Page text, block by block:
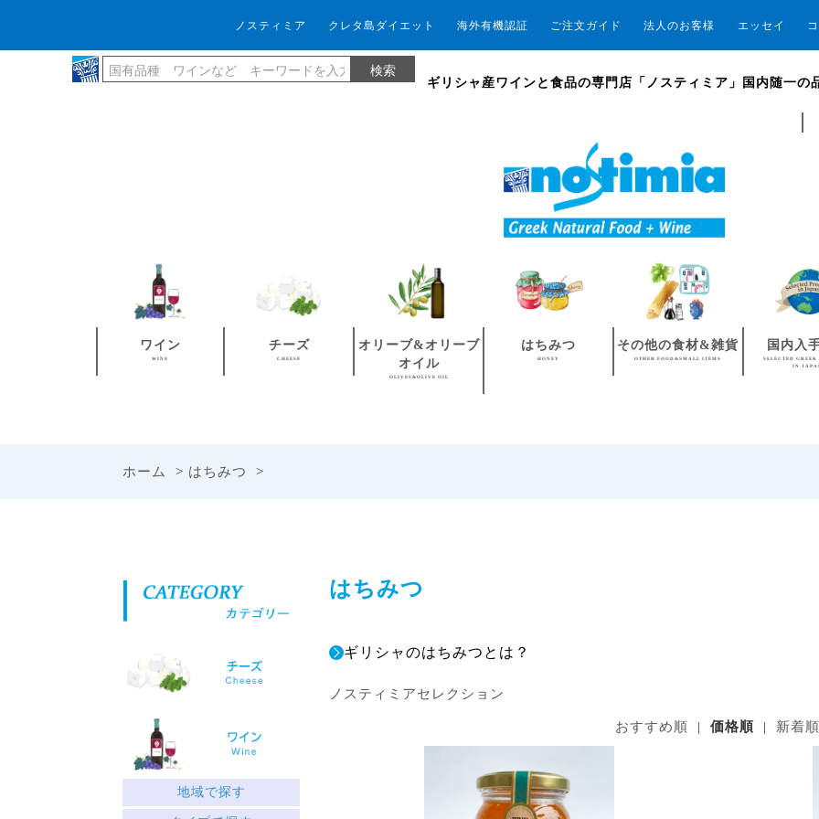
エッセイ
法人のお客様
ご注文ガイド
海外有機認証
クレタ島ダイエット
ノスティミア
ギリシャ産ワインと食品の専門店「ノスティミア」国内随一
ワイン
WINE
チーズ
CHEESE
オリーブ&オリーブ
オイル
OLIVES&OLIVE OIL
はちみつ
HONEY
その他の食材&雑貨
OTHER FOOD&SMALL ITEMS
国内入
SELECTED GREEK
IN
ホーム > はちみつ >
はちみつ
ギリシャのはちみつとは？
ノスティミアセレクション
おすすめ順 | 価格順 | 新着順
地域で探す
ギリシャ北部